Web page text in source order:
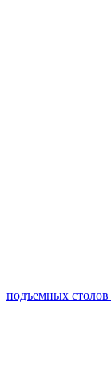
подъемных столов